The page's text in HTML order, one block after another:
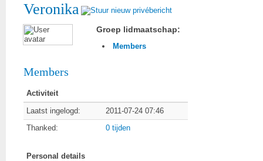
Veronika
Groep lidmaatschap:
Members
Members
Activiteit
Laatst ingelogd:
2011-07-24 07:46
Thanked:
0 tijden
Personal details